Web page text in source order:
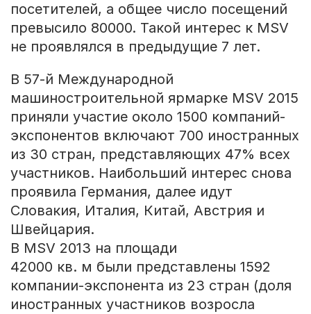
посетителей, а общее число посещений
превысило 80000. Такой интерес к MSV
не проявлялся в предыдущие 7 лет.
В 57-й Международной
машиностроительной ярмарке MSV 2015
приняли участие около 1500 компаний-
экспонентов включают 700 иностранных
из 30 стран, представляющих 47% всех
участников. Наибольший интерес снова
проявила Германия, далее идут
Словакия, Италия, Китай, Австрия и
Швейцария.
В MSV 2013 на площади
42000 кв. м были представлены 1592
компании-экспонента из 23 стран (доля
иностранных участников возросла